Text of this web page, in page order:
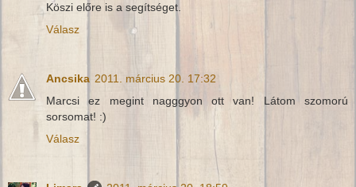
Köszi előre is a segítséget.
Válasz
Ancsika 2011. március 20. 17:32
Marcsi ez megint nagggyon ott van! Látom szomorú
sorsomat! :)
Válasz